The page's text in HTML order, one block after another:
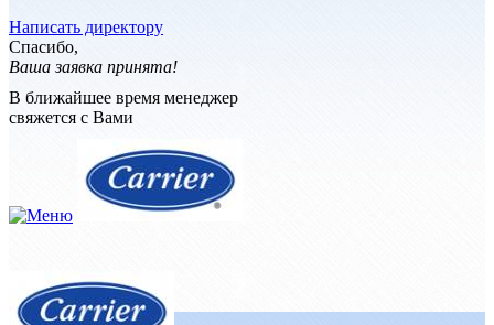
Написать директору
Спасибо,
Ваша заявка принята!
В ближайшее время менеджер
свяжется с Вами